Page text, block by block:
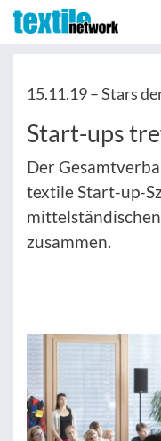
15.11.19 –Stars
Start-ups
Der
textile Start-up-
zusammen.